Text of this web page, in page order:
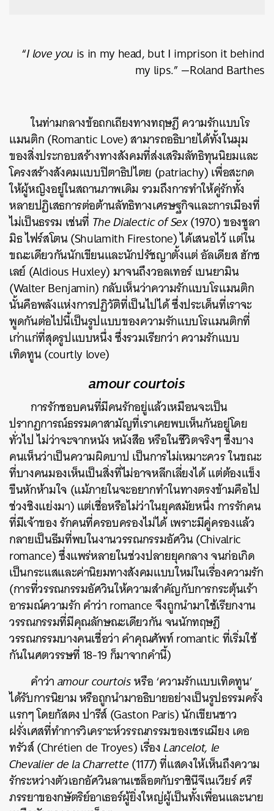
“I love you is in my head, but I imprison it behind
my lips.” —Roland Barthes
ในท่ามกลางข้อถกเถียงทางทฤษฎี ความรักแบบโร
แมนติก (Romantic Love) สามารถอธิบายได้ทั้งในมุม
ของสิ่งประกอบสร้างทางสังคมที่ส่งเสริมลัทธิทุนนิยมและ
โครงสร้างสังคมแบบปิตาธิปไตย (patriachy) เพื่อสะกด
ให้ผู้หญิงอยู่ในสถานภาพเดิม รวมถึงการทำให้คู่รักทั้ง
หลายปฏิเสธการต่อต้านลัทธิทางเศรษฐกิจและการเมืองที่
ไม่เป็นธรรม เช่นที่ The Dialectic of Sex(1970) ของชูลา
มิธ ไฟร์สโตน (Shulamith Firestone) ได้เสนอไว้ แต่ใน
ขณะเดียวกันนักเขียนและนักปรัชญาตั้งแต่ อัลเดียส ฮักซ
เลย์ (Aldious Huxley) มาจนถึงวอลเทอร์ เบนยามิน
(Walter Benjamin) กลับเห็นว่าความรักแบบโรแมนติก
นั้นคือพลังแห่งการปฏิวัติที่เป็นไปได้ ซึ่งประเด็นที่เราจะ
พูดกันต่อไปนี้เป็นรูปแบบของความรักแบบโรแมนติกที่
เก่าแก่ที่สุดรูปแบบหนึ่ง ซึ่งรวมเรียกว่า ความรักแบบ
เทิดทูน (courtly love)
amour courtois
การรักชอบคนที่มีคนรักอยู่แล้วเหมือนจะเป็น
ปรากฏการณ์ธรรมดาสามัญที่เราเคยพบเห็นกันอยู่โดย
ทั่วไป ไม่ว่าจะจากหนัง หนังสือ หรือในชีวิตจริงๆ ซึ่งบาง
คนเห็นว่าเป็นความผิดบาป เป็นการไม่เหมาะควร ในขณะ
ที่บางคนมองเห็นเป็นสิ่งที่ไม่อาจหลีกเลี่ยงได้ แต่ต้องแข็ง
ขืนหักห้ามใจ (แม้ภายในจะอยากทำในทางตรงข้ามคือไป
ช่วงชิงแย่งมา) แต่เชื่อหรือไม่ว่าในยุคสมัยหนึ่ง การรักคน
ที่มีเจ้าของ รักคนที่ครอบครองไม่ได้ เพราะมีคู่ครองแล้ว
กลายเป็นธีมที่พบในงานวรรณกรรมอัศวิน (Chivalric
romance) ซึ่งแพร่หลายในช่วงปลายยุคกลาง จนก่อเกิด
เป็นกระแสและค่านิยมทางสังคมแบบใหม่ในเรื่องความรัก
(การที่วรรณกรรมอัศวินให้ความสำคัญกับการกระตุ้นเร้า
อารมณ์ความรัก คำว่า romance จึงถูกนำมาใช้เรียกงาน
วรรณกรรมที่มีคุณลักษณะเดียวกัน จนนักทฤษฎี
วรรณกรรมบางคนเชื่อว่า คำคุณศัพท์ romantic ที่เริ่มใช้
กันในศตวรรษที่ 18-19 ก็มาจากคำนี้)
คำว่าamour courtoisหรือ ‘ความรักแบบเทิดทูน’
ได้รับการนิยาม หรือถูกนำมาอธิบายอย่างเป็นรูปธรรมครั้ง
แรกๆ โดยกัสตง ปารีส์ (Gaston Paris) นักเขียนชาว
ฝรั่งเศสที่ทำการวิเคราะห์วรรณกรรมของเชรเฌียง เดอ
ทรัวส์ (Chrétien de Troyes) เรื่องLancelot, le
Chevalier de la Charrette(1177) ที่แสดงให้เห็นถึงความ
รักระหว่างตัวเอกอัศวินลานเซล็อตกับราชินีจีเนเวียร์ ศรี
ภรรยาของกษัตริย์อาเธอร์ผู้ยิ่งใหญ่ผู้เป็นทั้งเพื่อนและนาย